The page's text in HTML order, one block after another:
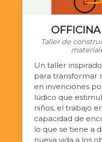
Taller de
Un taller
para transformar
en invenciones
lúdico que
niños, el trabajo
capacidad de
lo que se tiene a
nueva vida a los